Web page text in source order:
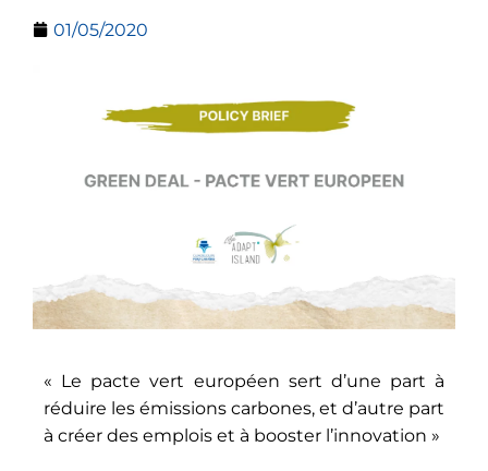
01/05/2020
« Le pacte vert européen sert d’une part à
réduire les émissions carbones, et d’autre part
à créer des emplois et à booster l’innovation »